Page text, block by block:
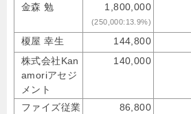
金森 勉
1,800,000
(250,000:13.9%)
榎屋 幸生 144,800
株式会社Kan
amoriアセジ
メント
140,000
ファイズ従業
86,800